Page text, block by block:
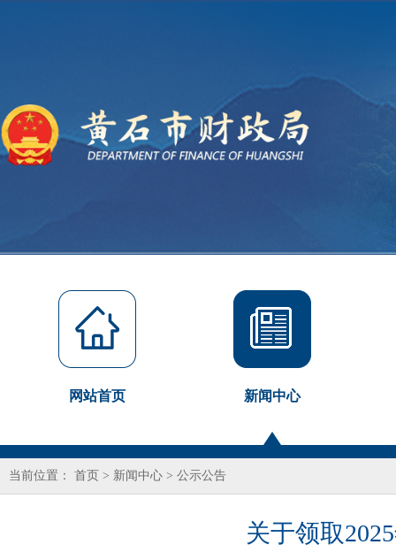
网站首页 新闻中心
当前位置： 首页 > 新闻中心 > 公示公告
关于领取